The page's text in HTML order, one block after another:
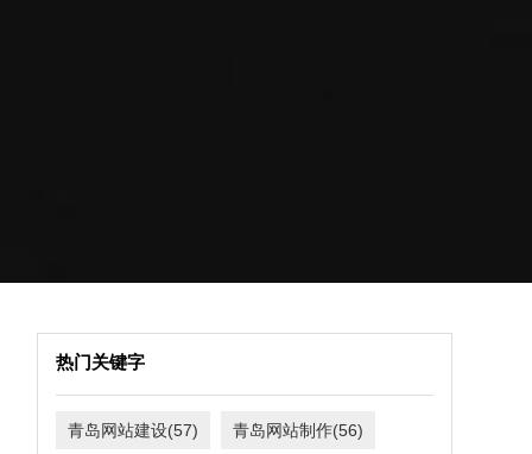
热门关键字
青岛网站建设(57) 青岛网站制作(56)